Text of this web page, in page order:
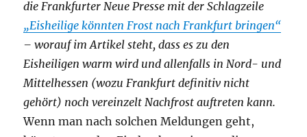
die Frankfurter Neue Presse mit der Schlagzeile
„Eisheilige könnten Frost nach Frankfurt bringen“
– worauf im Artikel steht, dass es zu den
Eisheiligen warm wird und allenfalls in Nord- und
Mittelhessen (wozu Frankfurt definitiv nicht
gehört) noch vereinzelt Nachfrost auftreten kann.
Wenn man nach solchen Meldungen geht,